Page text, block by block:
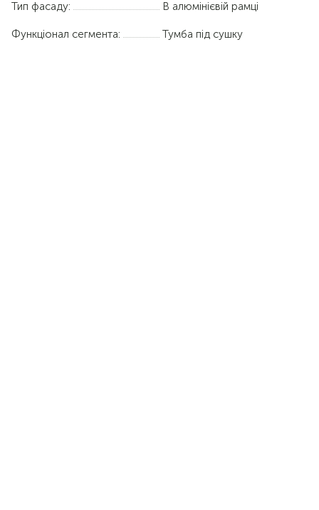
Тип фасаду: В алюмінієвій рамці
Функціонал сегмента: Тумба під сушку